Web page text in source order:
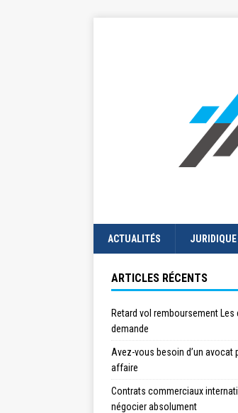
ACTUALITÉS JURIDIQUE
ARTICLES RÉCENTS
Retard vol remboursement
demande
Avez-vous besoin d’un avocat
affaire
Contrats commerciaux
négocier absolument